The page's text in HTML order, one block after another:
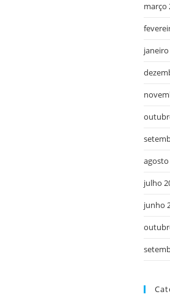
março
janeiro
agosto
julho
junho